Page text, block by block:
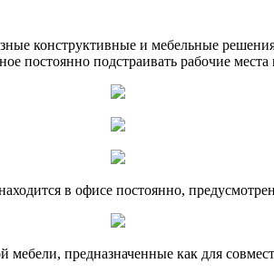
конструктивные и мебельные
постоянно подстраивать рабочие
в офисе постоянно,
предназначенные как для